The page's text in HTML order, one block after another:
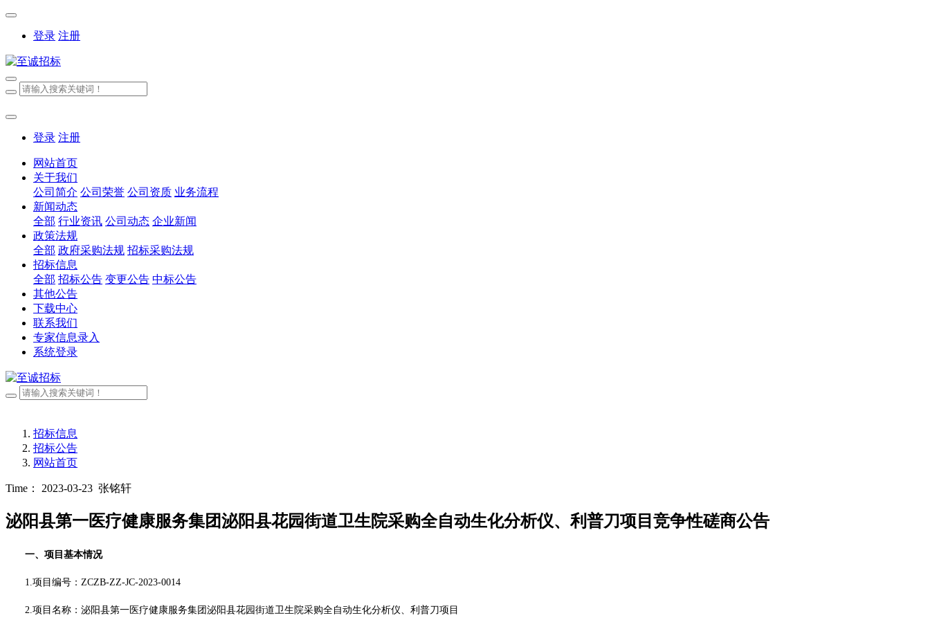
登录 注册
登录 注册
网站首页
关于我们
公司简介 公司荣誉 公司资质 业务流程
新闻动态
全部 行业资讯 公司动态 企业新闻
政策法规
全部 政府采购法规 招标采购法规
招标信息
全部 招标公告 变更公告 中标公告
其他公告
下载中心
联系我们
专家信息录入
系统登录
招标信息
招标公告
网站首页
Time： 2023-03-23 张铭轩
泌阳县第一医疗健康服务集团泌阳县花园街道卫生院采购全自动生化分析仪、利普刀项目竞争性磋商公告
一、项目基本情况
1.项目编号： ZCZB-ZZ-JC-2023-0014
2.项目名称： 泌阳县第一医疗健康服务集团泌阳县花园街道卫生院采购全自动生化分析仪、利普刀项目